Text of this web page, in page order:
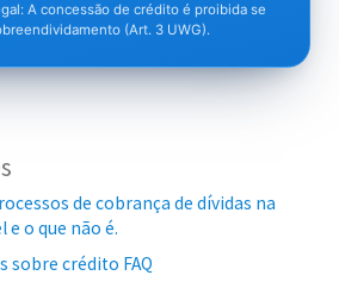
A concessão de crédito é proibida se
(Art. 3 UWG).
de cobrança de dívidas na
e o que não é.
sobre crédito FAQ